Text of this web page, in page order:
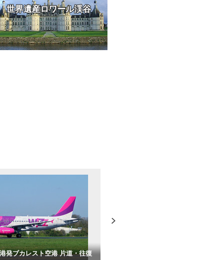
世界遺産ロワール渓谷
発ローマ 片道・往復チケット